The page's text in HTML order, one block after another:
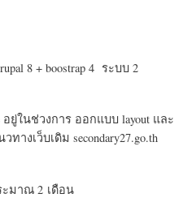
8 + boostrap 4 ระบบ 2
ยู่ในช่วงการ ออกแบบ layout และ
างเว็บเดิม secondary27.go.th
มาณ 2 เดือน